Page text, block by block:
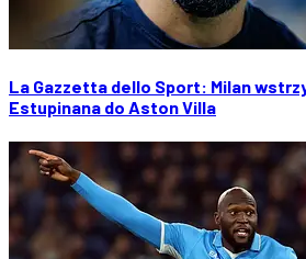
La Gazzetta dello Sport: Milan
Estupinana do Aston Villa